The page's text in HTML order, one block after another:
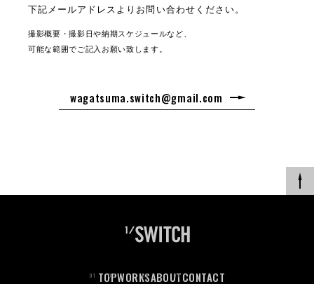
下記メールアドレスよりお問い合わせください。
撮影概要・撮影日や納期スケジュールなど、
可能な範囲でご記入お願い致します。
wagatsuma.switch@gmail.com
TOPWORKSABOUTCONTACT